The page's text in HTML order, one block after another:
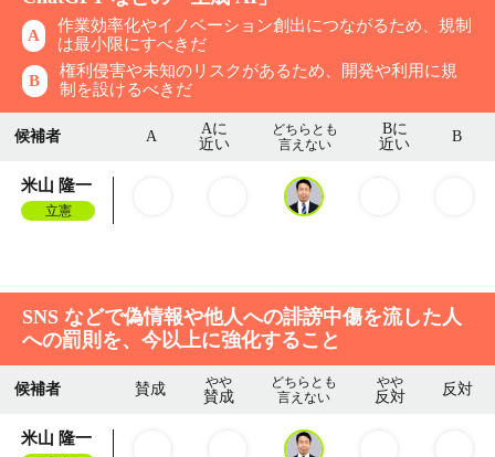
A
作業効率化やイノベーション創出につながるため、規制
は最小限にすべきだ
B
権利侵害や未知のリスクがあるため、開発や利用に規
制を設けるべきだ
候補者 A
Aに
近い
どちらとも
言えない
Bに
近い
B
米山 隆一
立憲
SNS などで偽情報や他人への誹謗中傷を流した人
への罰則を、今以上に強化すること
候補者 賛成 やや
賛成
どちらとも
言えない
やや
反対 反対
米山 隆一